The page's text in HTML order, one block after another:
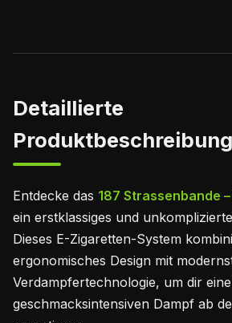
Detaillierte
Entdecke das 187 Strassenbande
ein erstklassiges und
Dieses E-Zigaretten-System
ergonomisches Design mit
Verdampfertechnologie, um dir
geschmacksintensiven Dampf ab